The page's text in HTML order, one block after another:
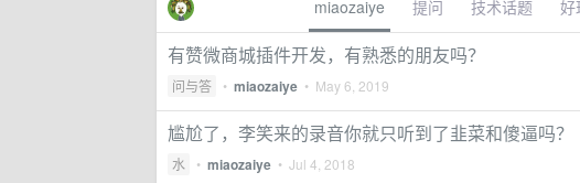
miaozaiye 提问 技术话题 好
有赞微商城插件开发，有熟悉的朋友吗？
问与答 • miaozaiye • May 6, 2019
尴尬了，李笑来的录音你就只听到了韭菜和傻逼吗？
水 • miaozaiye • Jul 4, 2018